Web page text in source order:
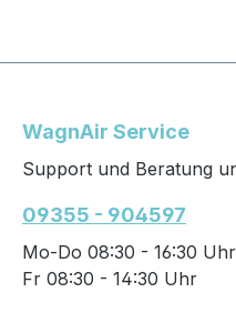
WagnAir Service
Support und Beratung
09355 - 904597
Mo-Do 08:30 - 16:30 Uhr
Fr 08:30 - 14:30 Uhr